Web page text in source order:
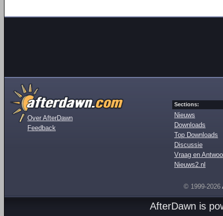
Over AfterDawn
Feedback
Sections:
Nieuws
Downloads
Top Downloads
Discussie
Vraag en
Nieuws2.nl
© 1999-2026
AfterDawn is